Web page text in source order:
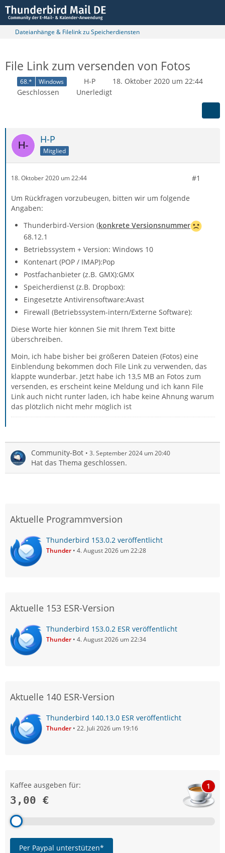
Dateianhänge & Filelink zu Speicherdiensten
File Link zum versenden von Fotos
68.* Windows H-P
18. Oktober 2020 um 22:44
Geschlossen
Unerledigt
H-P
Mitglied
18. Oktober 2020 um 22:44 #1
Um Rückfragen vorzubeugen, bitten wir um folgende
Angaben:
Thunderbird-Version (konkrete Versionsnummer
68.12.1
Betriebssystem + Version: Windows 10
Kontenart (POP / IMAP):Pop
Postfachanbieter (z.B. GMX):GMX
Speicherdienst (z.B. Dropbox):
Eingesetzte Antivirensoftware:Avast
Firewall (Betriebssystem-intern/Externe Software):
Diese Worte hier können Sie mit Ihrem Text bitte
überschreiben.
Moin, ich habe bisher bei größeren Dateien (Fotos) eine
Einblendung bekommen doch File Link zu verwenden, das
klappte wunderbar. Jetzt habe ich 13,5 MB an Fotos zum
versenden, es erscheint keine Meldung und ich kann File
Link auch nicht runter laden, ich habe keine Ahnung warum
das plötzlich nicht mehr möglich ist
Community-Bot 3. September 2024 um 20:40
Hat das Thema geschlossen.
Aktuelle Programmversion
Thunderbird 153.0.2 veröffentlicht
Thunder 4. August 2026 um 22:28
Aktuelle 153 ESR-Version
Thunderbird 153.0.2 ESR veröffentlicht
Thunder 4. August 2026 um 22:34
Aktuelle 140 ESR-Version
Thunderbird 140.13.0 ESR veröffentlicht
Thunder 22. Juli 2026 um 19:16
Kaffee ausgeben für:
3,00 €
1
Per Paypal unterstützen*